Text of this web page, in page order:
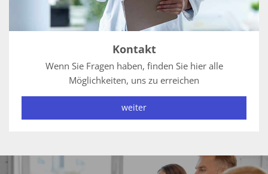
Kontakt
Wenn Sie Fragen haben, finden Sie hier alle
Möglichkeiten, uns zu erreichen
weiter